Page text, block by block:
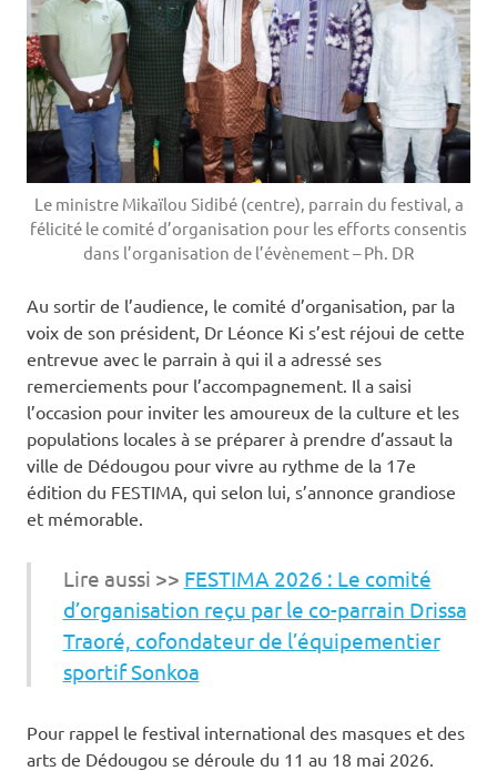
Le ministre Mikaïlou Sidibé (centre), parrain du festival, a
félicité le comité d’organisation pour les efforts consentis
dans l’organisation de l’évènement – Ph. DR
Au sortir de l’audience, le comité d’organisation, par la
voix de son président, Dr Léonce Ki s’est réjoui de cette
entrevue avec le parrain à qui il a adressé ses
remerciements pour l’accompagnement. Il a saisi
l’occasion pour inviter les amoureux de la culture et les
populations locales à se préparer à prendre d’assaut la
ville de Dédougou pour vivre au rythme de la 17e
édition du FESTIMA, qui selon lui, s’annonce grandiose
et mémorable.
Lire aussi >> FESTIMA 2026 : Le comité
d’organisation reçu par le co-parrain Drissa
Traoré, cofondateur de l’équipementier
sportif Sonkoa
Pour rappel le festival international des masques et des
arts de Dédougou se déroule du 11 au 18 mai 2026.